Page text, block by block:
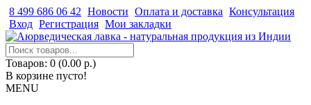
8 499 686 06 42 Новости Оплата и доставка Консультация
Вход Регистрация Мои закладки
Товаров: 0 (0.00 р.)
В корзине пусто!
MENU